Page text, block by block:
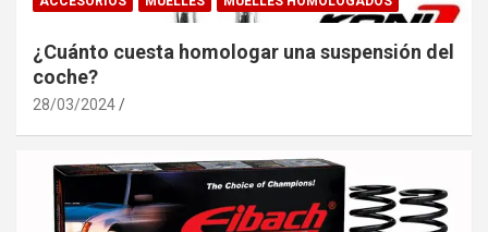
¿Cuánto cuesta homologar una suspensión del
coche?
28/03/2024